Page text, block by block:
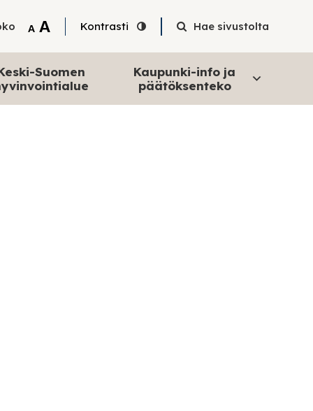
A Tekstin pienentäminen
A Tekstin suurentaminen
Kontrasti Hae sivustolta
Suomen
Kaupunki-info ja
päätöksenteko